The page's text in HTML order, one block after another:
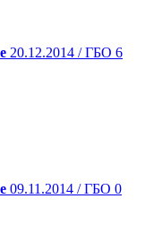
20.12.2014 / ГБО 6
09.11.2014 / ГБО 0